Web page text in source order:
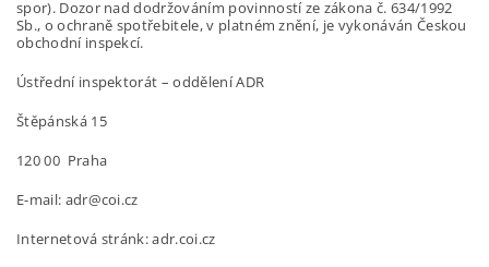
spor). Dozor nad dodržováním povinností ze zákona č. 634/1992
Sb., o ochraně spotřebitele, v platném znění, je vykonáván Českou
obchodní inspekcí.
Ústřední inspektorát – oddělení ADR
Štěpánská 15
120 00 Praha
E-mail: adr@coi.cz
Internetová stránk: adr.coi.cz